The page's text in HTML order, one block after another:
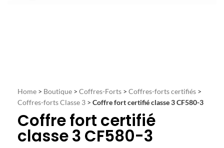
Home > Boutique > Coffres-Forts > Coffres-forts certifiés >
Coffres-forts Classe 3 > Coffre fort certifié classe 3 CF580-3
Coffre fort certifié
classe 3 CF580-3